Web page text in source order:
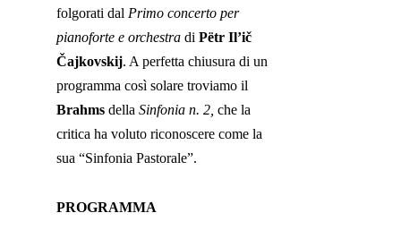
folgorati dal Primo concerto per
pianoforte e orchestra di Pëtr Il’ič
Čajkovskij. A perfetta chiusura di un
programma così solare troviamo il
Brahms della Sinfonia n. 2, che la
critica ha voluto riconoscere come la
sua “Sinfonia Pastorale”.
PROGRAMMA